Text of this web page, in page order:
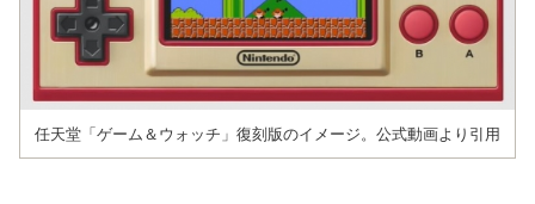
任天堂「ゲーム＆ウォッチ」復刻版のイメージ。公式動画より引用